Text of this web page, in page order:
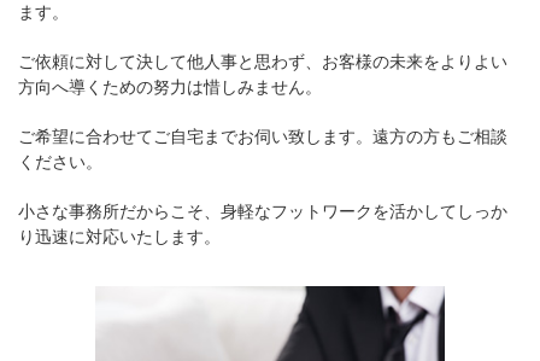
ます。
ご依頼に対して決して他人事と思わず、お客様の未来をよりよい
方向へ導くための努力は惜しみません。
ご希望に合わせてご自宅までお伺い致します。遠方の方もご相談
ください。
小さな事務所だからこそ、身軽なフットワークを活かしてしっか
り迅速に対応いたします。